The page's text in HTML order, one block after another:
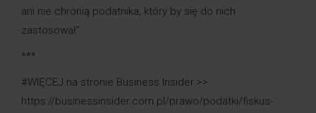
ani nie chronią podatnika, który by się do nich
zastosował”.
***
#WIĘCEJ na stronie Business Insider >>
https://businessinsider.com.pl/prawo/podatki/fiskus-